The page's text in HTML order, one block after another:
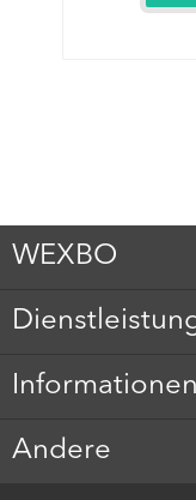
WEXBO
Informationen
Andere